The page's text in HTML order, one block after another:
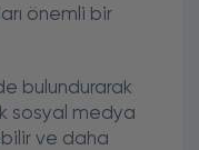
önemli bir
bulundurarak
sosyal medya
ve daha